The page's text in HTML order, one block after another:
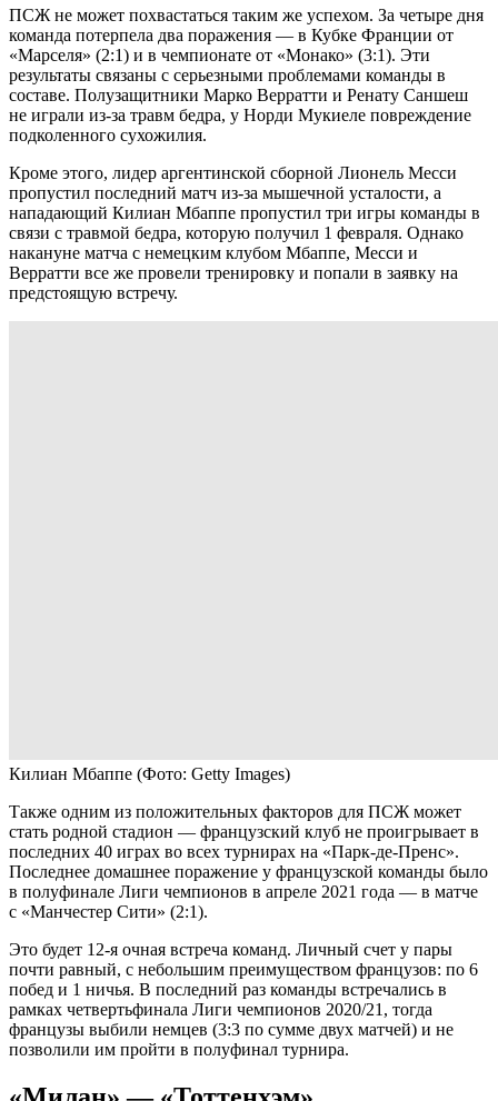
ПСЖ не может похвастаться таким же успехом. За четыре дня
команда потерпела два поражения — в Кубке Франции от
«Марселя» (2:1) и в чемпионате от «Монако» (3:1). Эти
результаты связаны с серьезными проблемами команды в
составе. Полузащитники Марко Верратти и Ренату Саншеш
не играли из-за травм бедра, у Норди Мукиеле повреждение
подколенного сухожилия.
Кроме этого, лидер аргентинской сборной Лионель Месси
пропустил последний матч из-за мышечной усталости, а
нападающий Килиан Мбаппе пропустил три игры команды в
связи с травмой бедра, которую получил 1 февраля. Однако
накануне матча с немецким клубом Мбаппе, Месси и
Верратти все же провели тренировку и попали в заявку на
предстоящую встречу.
Килиан Мбаппе (Фото: Getty Images)
Также одним из положительных факторов для ПСЖ может
стать родной стадион — французский клуб не проигрывает в
последних 40 играх во всех турнирах на «Парк-де-Пренс».
Последнее домашнее поражение у французской команды было
в полуфинале Лиги чемпионов в апреле 2021 года — в матче
с «Манчестер Сити» (2:1).
Это будет 12-я очная встреча команд. Личный счет у пары
почти равный, с небольшим преимуществом французов: по 6
побед и 1 ничья. В последний раз команды встречались в
рамках четвертьфинала Лиги чемпионов 2020/21, тогда
французы выбили немцев (3:3 по сумме двух матчей) и не
позволили им пройти в полуфинал турнира.